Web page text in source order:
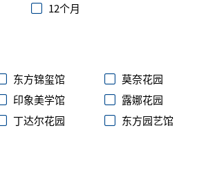
12个月
东方锦玺馆
莫奈花园
印象美学馆
露娜花园
丁达尔花园
东方园艺馆